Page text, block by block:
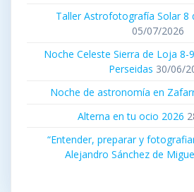
Taller Astrofotografía Solar 8
05/07/2026
Noche Celeste Sierra de Loja 8-
Perseidas 30/06/
Noche de astronomía en
Alterna en tu ocio 2026
“Entender, preparar y
Alejandro Sánchez de